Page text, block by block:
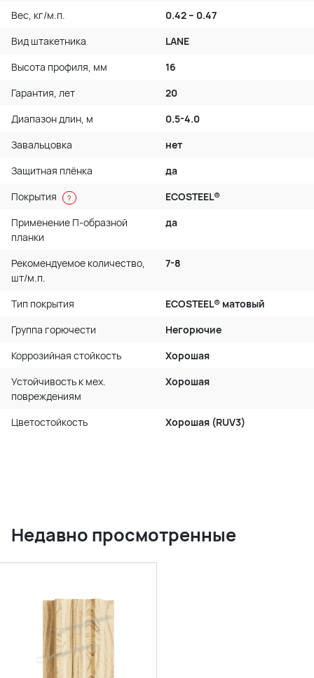
Вес, кг/м.п.
0.42 – 0.47
Вид штакетника
LАNE
Высота профиля, мм
16
Гарантия, лет
20
Диапазон длин, м
0.5-4.0
Завальцовка
нет
Защитная плёнка
да
Покрытия
?
ECOSTEEL®
Применение П-образной
планки
да
Рекомендуемое количество,
шт/м.п.
7-8
Тип покрытия
ECOSTEEL® матовый
Группа горючести
Негорючие
Коррозийная стойкость
Хорошая
Устойчивость к мех.
повреждениям
Хорошая
Цветостойкость Хорошая (RUV3)
Недавно просмотренные